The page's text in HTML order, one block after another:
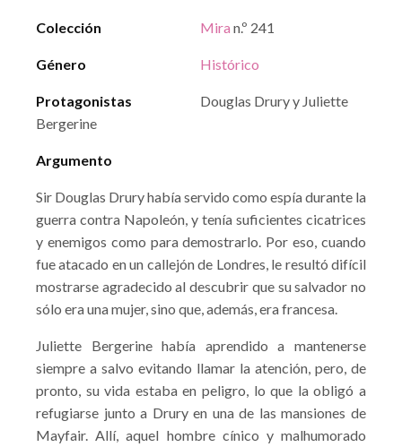
Colección Mira n.º 241
Género Histórico
Protagonistas
Douglas Drury y Juliette
Bergerine
Argumento
Sir Douglas Drury había servido como espía durante la
guerra contra Napoleón, y tenía suficientes cicatrices
y enemigos como para demostrarlo. Por eso, cuando
fue atacado en un callejón de Londres, le resultó difícil
mostrarse agradecido al descubrir que su salvador no
sólo era una mujer, sino que, además, era francesa.
Juliette Bergerine había aprendido a mantenerse
siempre a salvo evitando llamar la atención, pero, de
pronto, su vida estaba en peligro, lo que la obligó a
refugiarse junto a Drury en una de las mansiones de
Mayfair. Allí, aquel hombre cínico y malhumorado